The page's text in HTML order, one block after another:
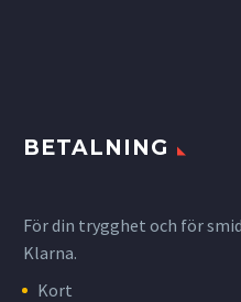
BETALNING
För din trygghet och för
Klarna.
Kort